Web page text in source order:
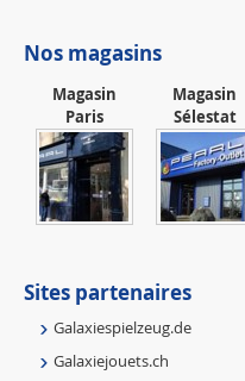
Nos magasins
Magasin
Paris
Magasin
Sélestat
Sites partenaires
Galaxiespielzeug.de
Galaxiejouets.ch